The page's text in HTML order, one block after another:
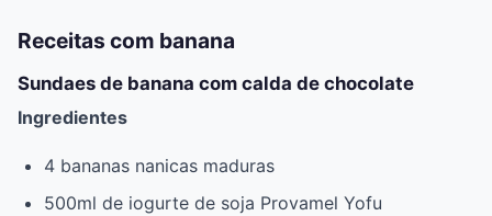
Receitas com banana
Sundaes de banana com calda de chocolate
Ingredientes
4 bananas nanicas maduras
500ml de iogurte de soja Provamel Yofu